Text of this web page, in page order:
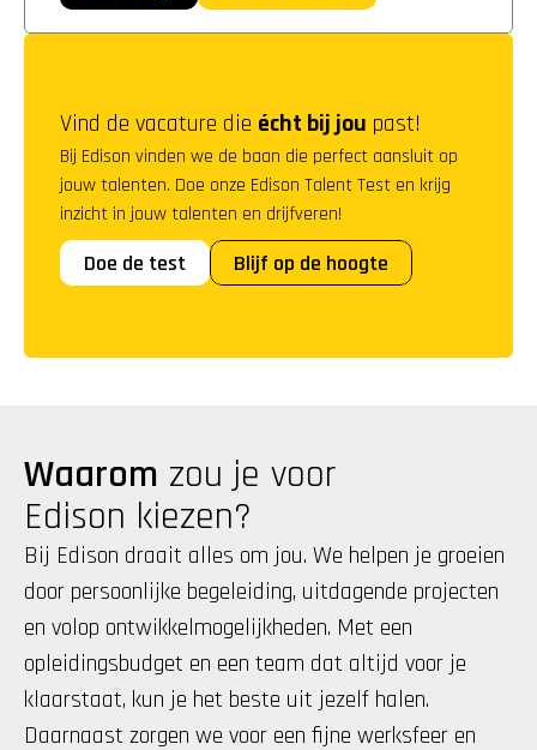
Vind de vacature die écht bij jou past!
Bij Edison vinden we de baan die perfect aansluit op
jouw talenten. Doe onze Edison Talent Test en krijg
inzicht in jouw talenten en drijfveren!
Doe de test Blijf op de hoogte
Waarom zou je voor
Edison kiezen?
Bij Edison draait alles om jou. We helpen je groeien
door persoonlijke begeleiding, uitdagende projecten
en volop ontwikkelmogelijkheden. Met een
opleidingsbudget en een team dat altijd voor je
klaarstaat, kun je het beste uit jezelf halen.
Daarnaast zorgen we voor een fijne werksfeer en